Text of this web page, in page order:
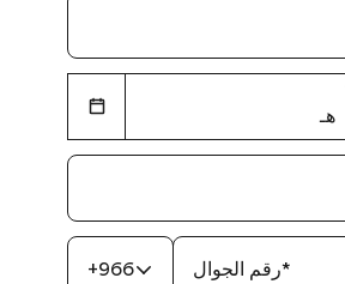
هـ
+966 رقم الجوال*